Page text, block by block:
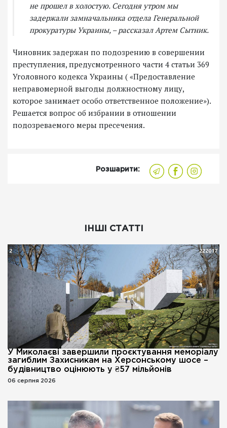
не прошел в холостую. Сегодня утром мы
задержали замначальника отдела Генеральной
прокуратуры Украины, – рассказал Артем Сытник.
Чиновник задержан по подозрению в совершении
преступления, предусмотренного части 4 статьи 369
Уголовного кодекса Украины ( «Предоставление
неправомерной выгоды должностному лицу,
которое занимает особо ответственное положение»).
Решается вопрос об избрании в отношении
подозреваемого меры пресечения.
Розшарити:
ІНШІ СТАТТІ
У Миколаєві завершили проєктування меморіалу
загиблим Захисникам на Херсонському шосе –
будівництво оцінюють у ₴57 мільйонів
06 серпня 2026